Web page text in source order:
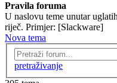
Pravila foruma
U naslovu teme unutar
riječ. Primjer: [Slackware]
Nova tema
pretraživanje